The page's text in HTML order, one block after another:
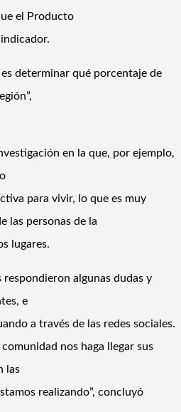
el Producto
determinar qué porcentaje de
en la que, por ejemplo,
para vivir, lo que es muy
las personas de la
lugares.
algunas dudas y
e
a través de las redes sociales.
nos haga llegar sus
las
realizando”, concluyó